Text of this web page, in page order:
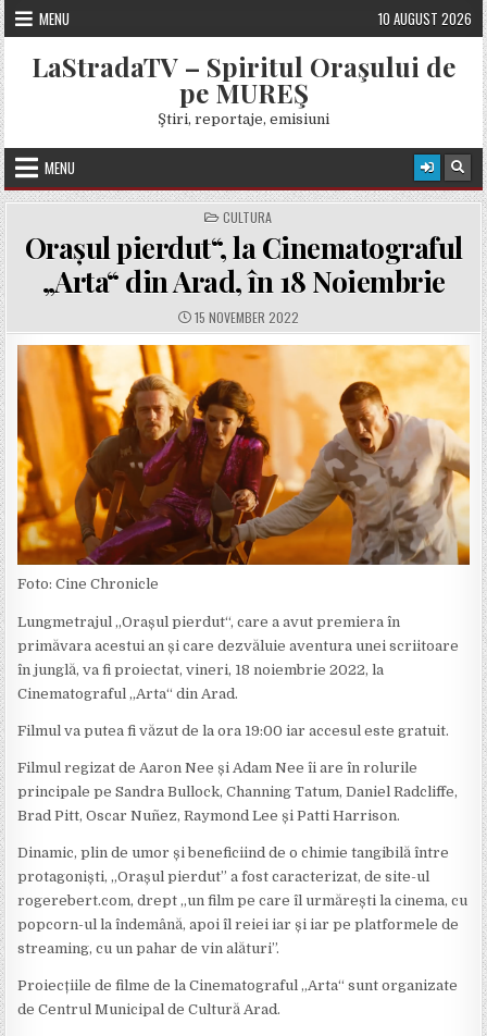
Skip
to
content
MENU 10 AUGUST 2026
LaStradaTV – Spiritul Oraşului de
pe MUREŞ
Ştiri, reportaje, emisiuni
MENU
POSTED
IN
CULTURA
Orașul pierdut“, la Cinematograful
„Arta“ din Arad, în 18 Noiembrie
PUBLISHED
DATE:
15 NOVEMBER 2022
Foto: Cine Chronicle
Lungmetrajul „Orașul pierdut“, care a avut premiera în
primăvara acestui an și care dezvăluie aventura unei scriitoare
în junglă, va fi proiectat, vineri, 18 noiembrie 2022, la
Cinematograful „Arta“ din Arad.
Filmul va putea fi văzut de la ora 19:00 iar accesul este gratuit.
Filmul regizat de Aaron Nee și Adam Nee îi are în rolurile
principale pe Sandra Bullock, Channing Tatum, Daniel Radcliffe,
Brad Pitt, Oscar Nuñez, Raymond Lee și Patti Harrison.
Dinamic, plin de umor și beneficiind de o chimie tangibilă între
protagoniști, „Orașul pierdut” a fost caracterizat, de site-ul
rogerebert.com, drept „un film pe care îl urmărești la cinema, cu
popcorn-ul la îndemână, apoi îl reiei iar și iar pe platformele de
streaming, cu un pahar de vin alături”.
Proiecțiile de filme de la Cinematograful „Arta“ sunt organizate
de Centrul Municipal de Cultură Arad.